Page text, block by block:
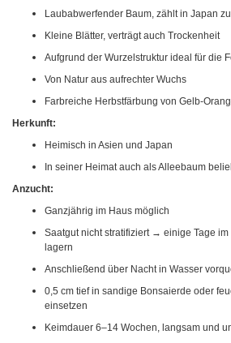
Laubabwerfender Baum, zählt in Japan
Kleine Blätter, verträgt auch Trockenheit
Aufgrund der Wurzelstruktur ideal für die
Von Natur aus aufrechter Wuchs
Farbreiche Herbstfärbung von Gelb-
Herkunft:
Heimisch in Asien und Japan
In seiner Heimat auch als Alleebaum
Anzucht:
Ganzjährig im Haus möglich
Saatgut nicht stratifiziert → einige Tage
lagern
Anschließend über Nacht in Wasser
0,5 cm tief in sandige Bonsaierde oder
einsetzen
Keimdauer 6–14 Wochen, langsam und